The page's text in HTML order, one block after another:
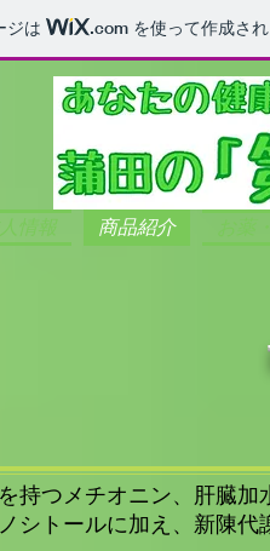
ジは .com を使って作成さ
情報 商品紹介
持つメチオニン、肝臓加
シトールに加え、新陳代